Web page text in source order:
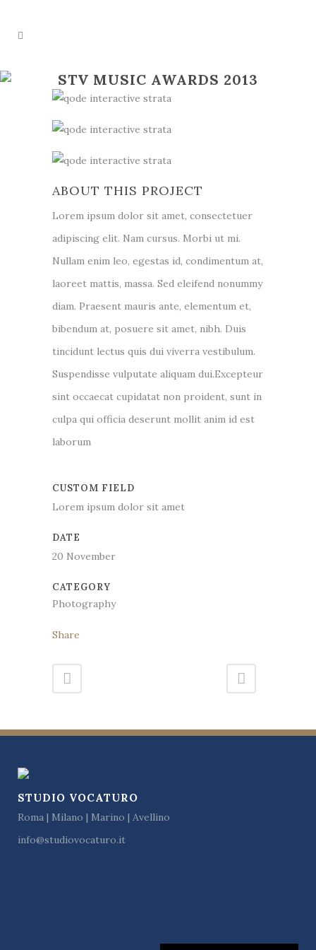
STV MUSIC AWARDS 2013
ABOUT THIS PROJECT
Lorem ipsum dolor sit amet, consectetuer
adipiscing elit. Nam cursus. Morbi ut mi.
Nullam enim leo, egestas id, condimentum at,
laoreet mattis, massa. Sed eleifend nonummy
diam. Praesent mauris ante, elementum et,
bibendum at, posuere sit amet, nibh. Duis
tincidunt lectus quis dui viverra vestibulum.
Suspendisse vulputate aliquam dui.Excepteur
sint occaecat cupidatat non proident, sunt in
culpa qui officia deserunt mollit anim id est
laborum
CUSTOM FIELD
Lorem ipsum dolor sit amet
DATE
20 November
CATEGORY
Photography
Share
STUDIO VOCATURO
Roma | Milano | Marino | Avellino
info@studiovocaturo.it